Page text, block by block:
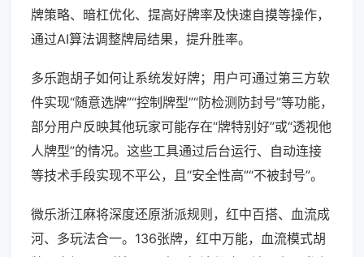
牌策略、暗杠优化、提高好牌率及快速自摸等操作，
通过AI算法调整牌局结果，提升胜率。
多乐跑胡子如何让系统发好牌；用户可通过第三方软
件实现“随意选牌”“控制牌型”“防检测防封号”等功能，
部分用户反映其他玩家可能存在“牌特别好”或“透视他
人牌型”的情况。这些工具通过后台运行、自动连接
等技术手段实现不平公，且“安全性高”“不被封号”。
微乐浙江麻将深度还原浙派规则，红中百搭、血流成
河、多玩法合一。136张牌，红中万能，血流模式胡